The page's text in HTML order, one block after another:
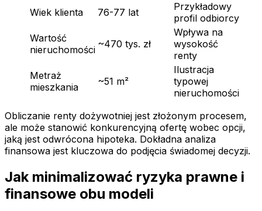
Wiek klienta
76-77 lat
Przykładowy
profil odbiorcy
Wartość
nieruchomości ~470 tys. zł
Wpływa na
wysokość
renty
Metraż
mieszkania
~51 m²
Ilustracja
typowej
nieruchomości
Obliczanie renty dożywotniej jest złożonym procesem,
ale może stanowić konkurencyjną ofertę wobec opcji,
jaką jest odwrócona hipoteka. Dokładna analiza
finansowa jest kluczowa do podjęcia świadomej decyzji.
Jak minimalizować ryzyka prawne i
finansowe obu modeli